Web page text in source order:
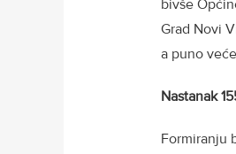
bivše
Grad Novi
a puno
Nastanak
Formiranju